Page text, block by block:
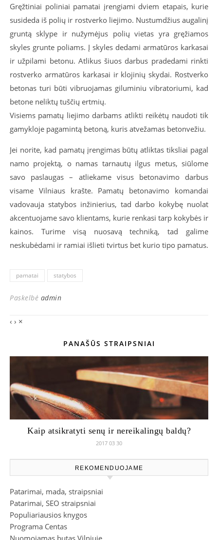
Gręžtiniai poliniai pamatai įrengiami dviem etapais, kurie
susideda iš polių ir rostverko liejimo. Nustumdžius augalinį
gruntą sklype ir nužymėjus polių vietas yra gręžiamos
skyles grunte poliams. Į skyles dedami armatūros karkasai
ir užpilami betonu. Atlikus šiuos darbus pradedami rinkti
rostverko armatūros karkasai ir klojinių skydai. Rostverko
betonas turi būti vibruojamas giluminiu vibratoriumi, kad
betone neliktų tuščių ertmių.
Visiems pamatų liejimo darbams atlikti reikėtų naudoti tik
gamykloje pagamintą betoną, kuris atvežamas betonvežiu.
Jei norite, kad pamatų įrengimas būtų atliktas tiksliai pagal
namo projektą, o namas tarnautų ilgus metus, siūlome
savo paslaugas – atliekame visus betonavimo darbus
visame Vilniaus krašte. Pamatų betonavimo komandai
vadovauja statybos inžinierius, tad darbo kokybę nuolat
akcentuojame savo klientams, kurie renkasi tarp kokybės ir
kainos. Turime visą nuosavą techniką, tad galime
neskubėdami ir ramiai išlieti tvirtus bet kurio tipo pamatus.
pamatai statybos
Paskelbė admin
‹ › ×
PANAŠŪS STRAIPSNIAI
Kaip atsikratyti senų ir nereikalingų baldų?
2017 03 30
REKOMENDUOJAME
Patarimai, mada, straipsniai
Patarimai, SEO straipsniai
Populiariausios knygos
Programa Centas